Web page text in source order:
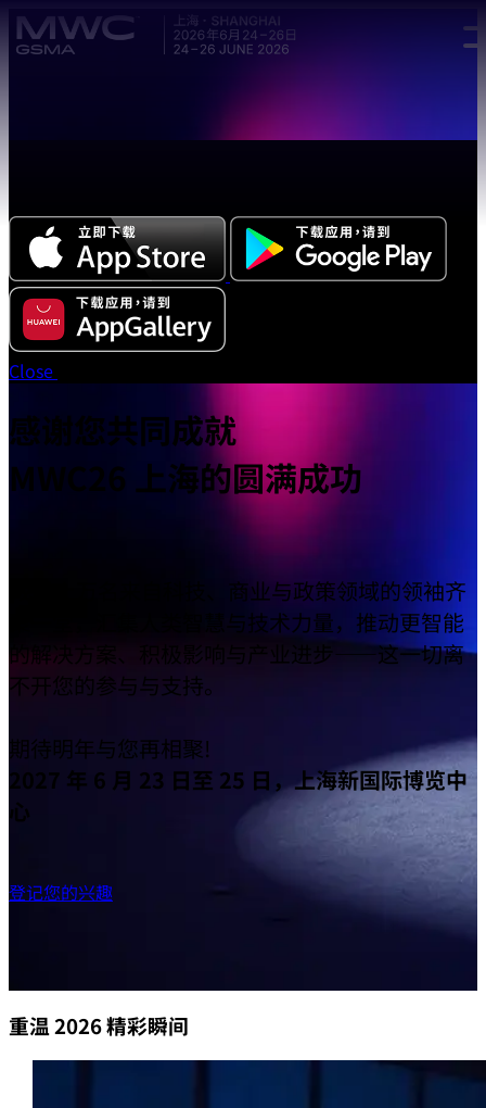
Skip to main content.
Close
感谢您共同成就
MWC26 上海的圆满成功
成千上万名来自科技、商业与政策领域的领袖齐
聚一堂，汇集人类智慧与技术力量，推动更智能
的解决方案、积极影响与产业进步——这一切离
不开您的参与与支持。
期待明年与您再相聚!
2027 年 6 月 23 日至 25 日，上海新国际博览中
心
登记您的兴趣
重温 2026 精彩瞬间